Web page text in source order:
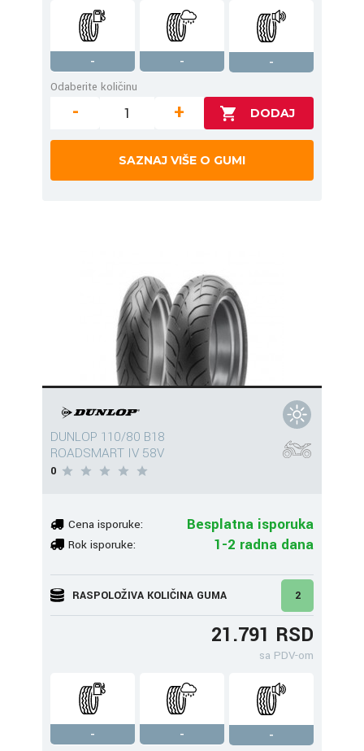
- -
-
Odaberite količinu
- +
SAZNAJ VIŠE O GUMI
DUNLOP 110/80 B18
ROADSMART IV 58V
0
Cena isporuke: Besplatna isporuka
Rok isporuke: 1-2 radna dana
RASPOLOŽIVA KOLIČINA GUMA 2
21.791 RSD
sa PDV-om
- -
-